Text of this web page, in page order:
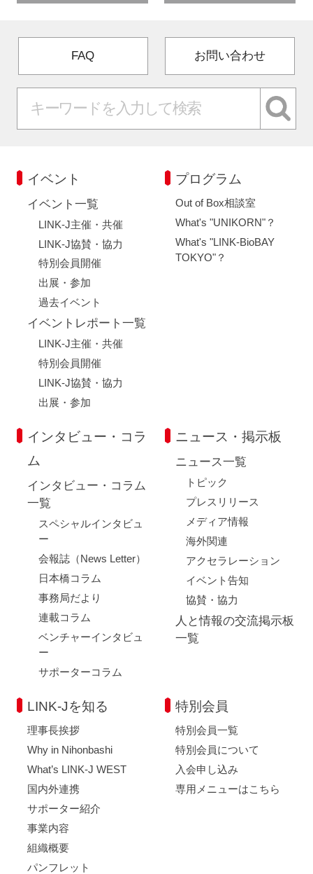
FAQ お問い合わせ
イベント
イベント一覧
LINK-J主催・共催
LINK-J協賛・協力
特別会員開催
出展・参加
過去イベント
イベントレポート一覧
LINK-J主催・共催
特別会員開催
LINK-J協賛・協力
出展・参加
プログラム
Out of Box相談室
What's "UNIKORN"？
What's "LINK-BioBAY
TOKYO"？
インタビュー・コラ
ム
インタビュー・コラム
一覧
スペシャルインタビュ
ー
会報誌（News Letter）
日本橋コラム
事務局だより
連載コラム
ベンチャーインタビュ
ー
サポーターコラム
ニュース・掲示板
ニュース一覧
トピック
プレスリリース
メディア情報
海外関連
アクセラレーション
イベント告知
協賛・協力
人と情報の交流掲示板
一覧
LINK-Jを知る
理事長挨拶
Why in Nihonbashi
What’s LINK-J WEST
国内外連携
サポーター紹介
事業内容
組織概要
パンフレット
特別会員
特別会員一覧
特別会員について
入会申し込み
専用メニューはこちら